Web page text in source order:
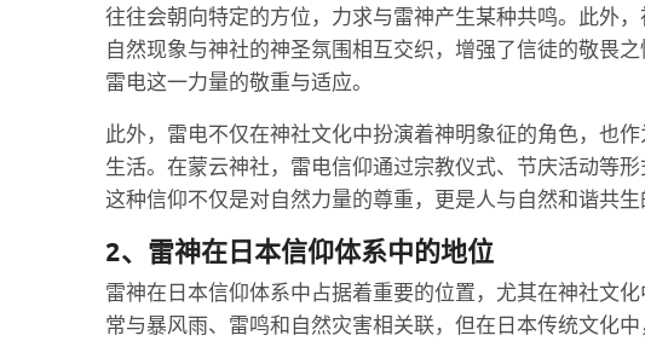
往往会朝向特定的方位，力求与雷神产生某种共鸣。此外
自然现象与神社的神圣氛围相互交织，增强了信徒的敬畏
雷电这一力量的敬重与适应。
此外，雷电不仅在神社文化中扮演着神明象征的角色，也
生活。在蒙云神社，雷电信仰通过宗教仪式、节庆活动等
这种信仰不仅是对自然力量的尊重，更是人与自然和谐共生
2、雷神在日本信仰体系中的地位
雷神在日本信仰体系中占据着重要的位置，尤其在神社文
常与暴风雨、雷鸣和自然灾害相关联，但在日本传统文化